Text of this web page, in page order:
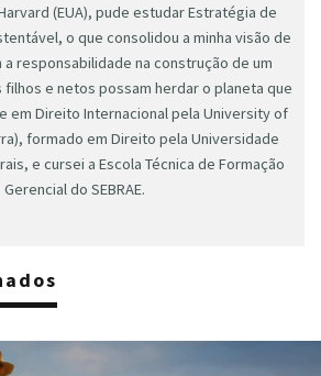
(EUA), pude estudar Estratégia de
o que consolidou a minha visão de
responsabilidade na construção de um
e netos possam herdar o planeta que
em Direito Internacional pela University of
formado em Direito pela Universidade
e cursei a Escola Técnica de Formação
Gerencial do SEBRAE.